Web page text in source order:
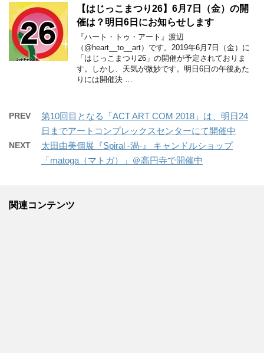
【はじっこまつり26】6月7日（金）の開
催は？明日6日にお知らせします
『ハート・トゥ・アート』渡辺
（@heart__to__art）です。2019年6月7日（金）に
「はじっこまつり26」の開催が予定されておりま
す。しかし、天気が微妙です。明日6日の午後あた
りには開催決 …
PREV
第10回目となる「ACT ART COM 2018」は、明日24
日までアートコンプレックスセンターにて開催中
NEXT
太田由美個展『Spiral -渦-』 キャンドルショップ
「matoga（マトガ）」＠高円寺で開催中
関連コンテンツ